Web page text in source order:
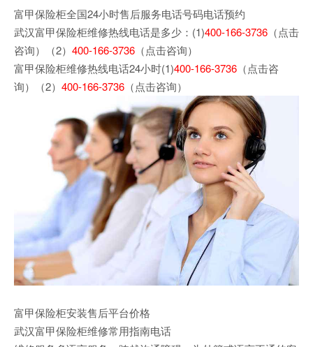
富甲保险柜全国24小时售后服务电话号码电话预约
武汉富甲保险柜维修热线电话是多少：(1)400-166-3736 （点击
咨询）（2） 400-166-3736 （点击咨询）
富甲保险柜维修热线电话24小时(1)400-166-3736 （点击咨
询）（2） 400-166-3736 （点击咨询）
富甲保险柜安装售后平台价格
武汉富甲保险柜维修常用指南电话